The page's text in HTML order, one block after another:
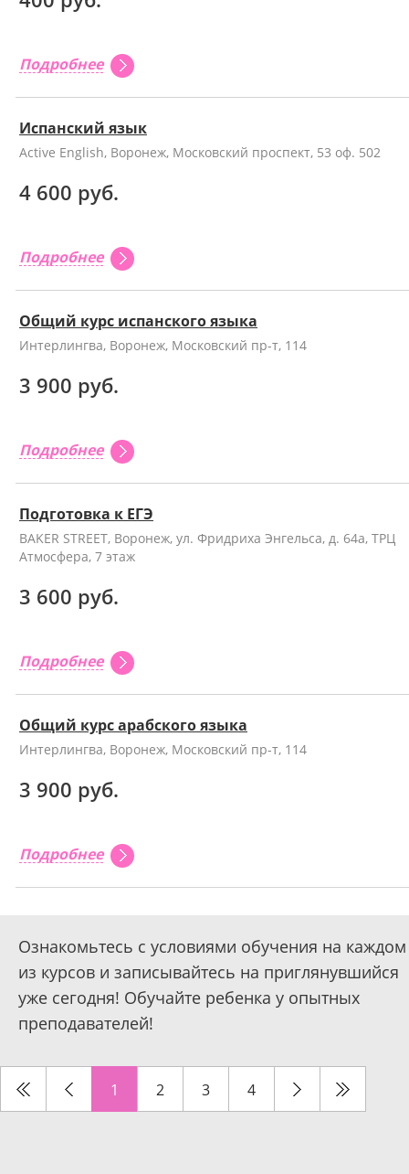
Подробнее
Испанский язык
Active English, Воронеж, Московский проспект, 53 оф. 502
4 600 руб.
Подробнее
Общий курс испанского языка
Интерлингва, Воронеж, Московский пр-т, 114
3 900 руб.
Подробнее
Подготовка к ЕГЭ
BAKER STREET, Воронеж, ул. Фридриха Энгельса, д. 64а, ТРЦ
Атмосфера, 7 этаж
3 600 руб.
Подробнее
Общий курс арабского языка
Интерлингва, Воронеж, Московский пр-т, 114
3 900 руб.
Подробнее
Ознакомьтесь с условиями обучения на каждом
из курсов и записывайтесь на приглянувшийся
уже сегодня! Обучайте ребенка у опытных
преподавателей!
1 2 3 4